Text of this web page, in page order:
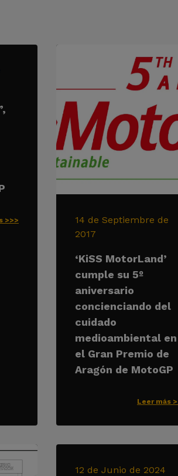
>>>
14 de Septiembre de
2017
‘KiSS MotorLand’
cumple su 5º
aniversario
concienciando del
cuidado
medioambiental en
el Gran Premio de
Aragón de MotoGP
Leer más
12 de Junio de 2024